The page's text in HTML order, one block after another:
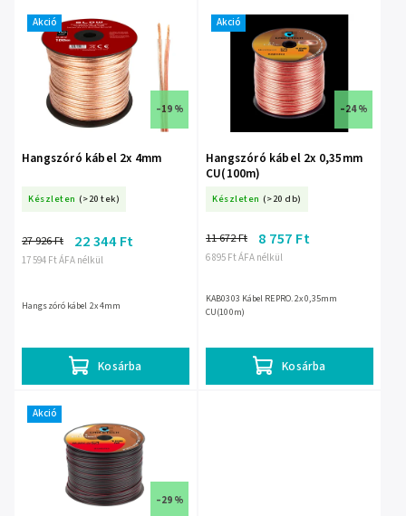
termékek
ABC szerint
Akció
–19 %
Hangszóró kábel 2x 4mm
Készleten (>20 tek)
17 594 Ft ÁFA nélkül
27 926 Ft 22 344 Ft
Kosárba
Hangszóró kábel 2x 4mm
Akció
–24 %
Hangszóró kábel 2x 0,35mm
CU(100m)
Készleten (>20 db)
6 895 Ft ÁFA nélkül
11 672 Ft 8 757 Ft
Kosárba
KAB0303 Kábel REPRO. 2x 0,35mm
CU(100m)
Akció
–29 %